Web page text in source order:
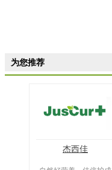
为您推荐
杰西佳